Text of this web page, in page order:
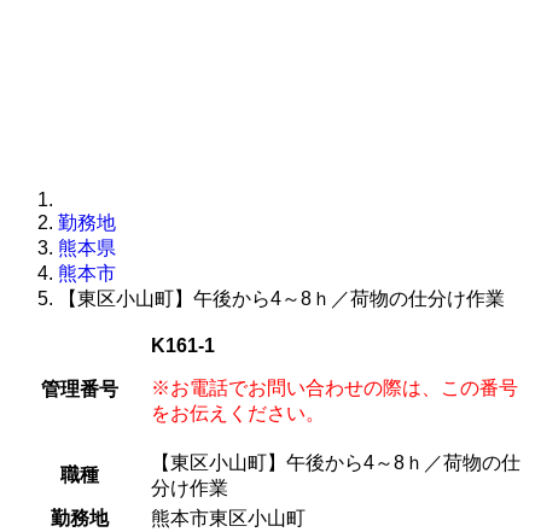
勤務地
熊本県
熊本市
【東区小山町】午後から4～8ｈ／荷物の仕分け作業
管理番号
K161-1
※お電話でお問い合わせの際は、この番号
をお伝えください。
職種
【東区小山町】午後から4～8ｈ／荷物の仕
分け作業
勤務地
熊本市東区小山町